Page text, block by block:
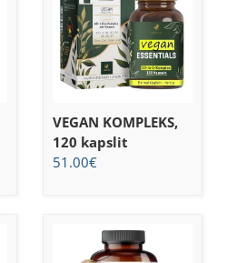
VEGAN KOMPLEKS,
120 kapslit
51.00€